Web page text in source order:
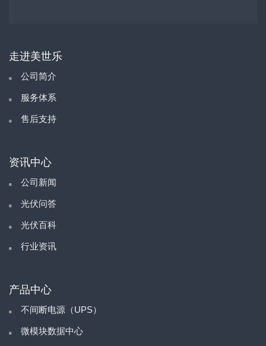
走进美世乐
公司简介
服务体系
售后支持
资讯中心
公司新闻
光伏问答
光伏百科
行业资讯
产品中心
不间断电源（UPS）
微模块数据中心